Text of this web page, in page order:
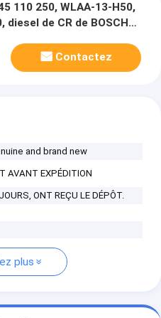
110 250, WLAA-13-H50,
diesel de CR de BOSCH
Contactez
and brand new
AVANT EXPÉDITION
ONT REÇU LE DÉPÔT.
plus